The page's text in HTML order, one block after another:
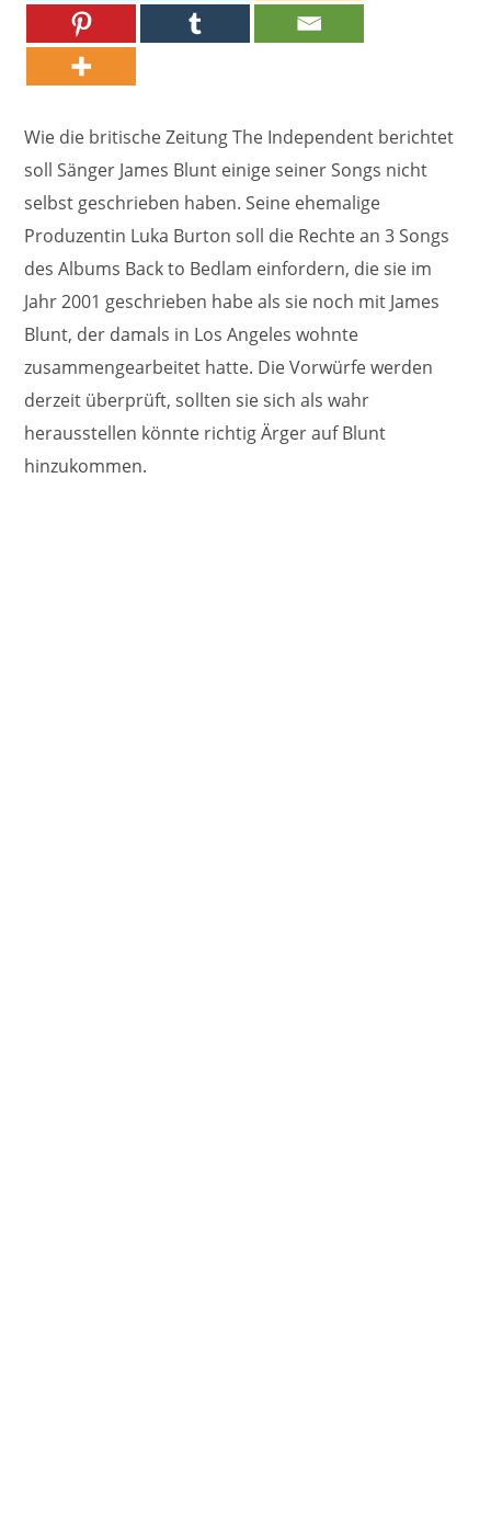
Wie die britische Zeitung The Independent berichtet
soll Sänger James Blunt einige seiner Songs nicht
selbst geschrieben haben. Seine ehemalige
Produzentin Luka Burton soll die Rechte an 3 Songs
des Albums Back to Bedlam einfordern, die sie im
Jahr 2001 geschrieben habe als sie noch mit James
Blunt, der damals in Los Angeles wohnte
zusammengearbeitet hatte. Die Vorwürfe werden
derzeit überprüft, sollten sie sich als wahr
herausstellen könnte richtig Ärger auf Blunt
hinzukommen.